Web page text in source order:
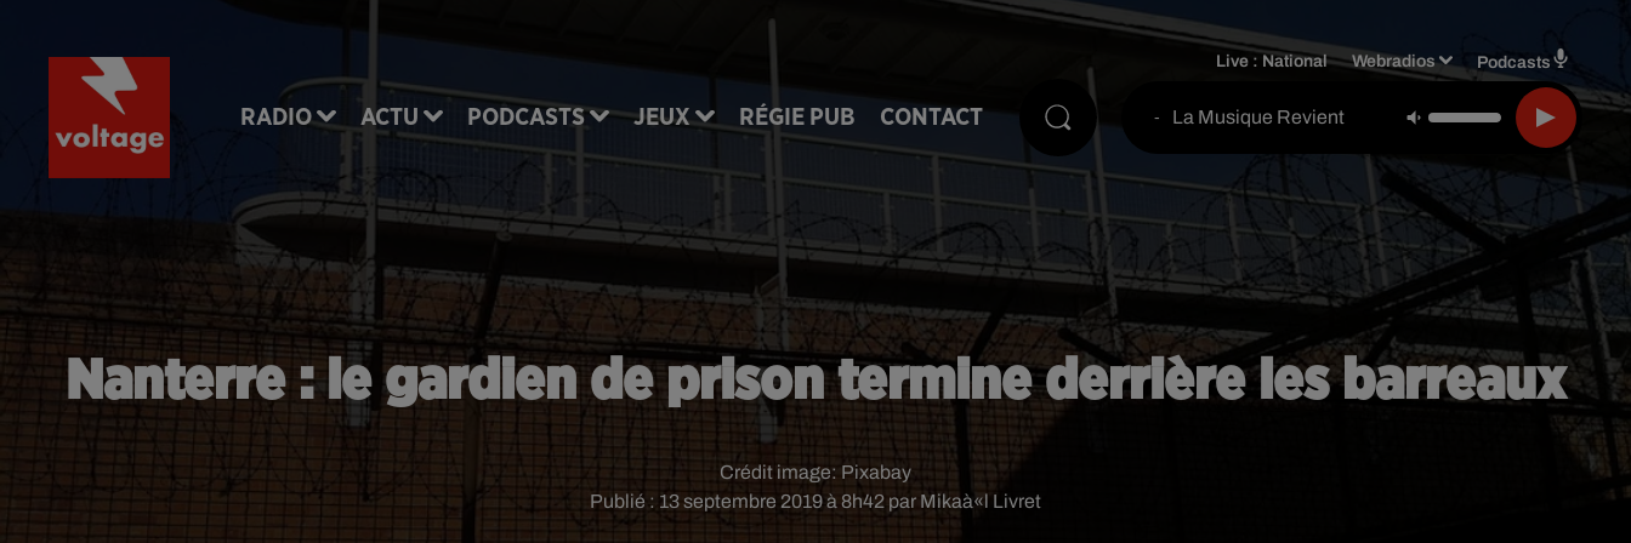
RADIO ACTU PODCASTS JEUX RÉGIE PUB CONTACT
Live : National Webradios Podcasts
- La Musique Revient
Nanterre : le gardien de prison termine derrière les barreaux
Publié : 13 septembre 2019 à 8h42 par Mikaà«l Livret
Crédit image: Pixabay